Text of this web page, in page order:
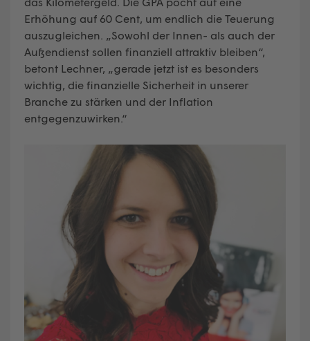
Erhöhung auf 60 Cent, um endlich die Teuerung
auszugleichen. „Sowohl der Innen- als auch der
Außendienst sollen finanziell attraktiv bleiben“,
betont Lechner, „gerade jetzt ist es besonders
wichtig, die finanzielle Sicherheit in unserer
Branche zu stärken und der Inflation
entgegenzuwirken.“